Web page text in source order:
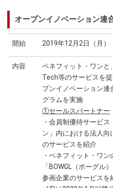
オープンイノベーション連
開始 2019年12月2日（月）
内容
ベネフィット・ワンと
Tech等のサービスを
プンイノベーション連
グラムを実施
①セールスパートナー
・会員制優待サービ
ン」内における法人
のサービスを紹介
・ベネフィット・ワ
「BOWGL（ボーグル
参画企業のサービスを